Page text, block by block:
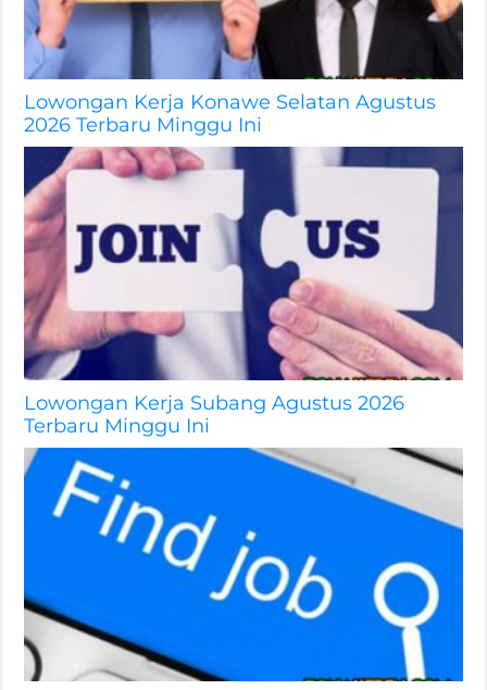
Lowongan Kerja Konawe Selatan Agustus
2026 Terbaru Minggu Ini
Lowongan Kerja Subang Agustus 2026
Terbaru Minggu Ini